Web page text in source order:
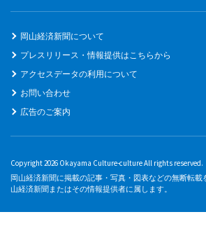
岡山経済新聞について
プレスリリース・情報提供はこちらから
アクセスデータの利用について
お問い合わせ
広告のご案内
Copyright 2026 Okayama Culture-culture All rights reserved.
岡山経済新聞に掲載の記事・写真・図表などの無断転載
山経済新聞またはその情報提供者に属します。